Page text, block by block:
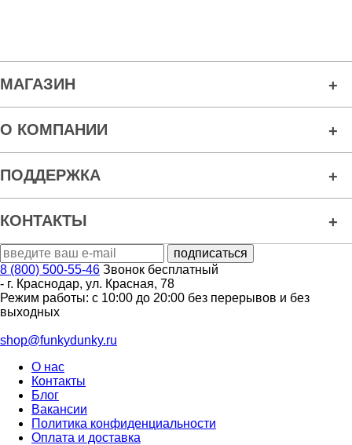
МАГАЗИН
О КОМПАНИИ
ПОДДЕРЖКА
КОНТАКТЫ
8 (800) 500-55-46 Звонок бесплатный
- г. Краснодар, ул. Красная, 78
Режим работы: с 10:00 до 20:00 без перерывов и без
выходных
shop@funkydunky.ru
О нас
Контакты
Блог
Вакансии
Политика конфиденциальности
Оплата и доставка